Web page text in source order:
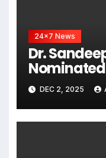
24x7 News
Dr.
Nominated
CINEKIND
Years
DEC 2, 2025